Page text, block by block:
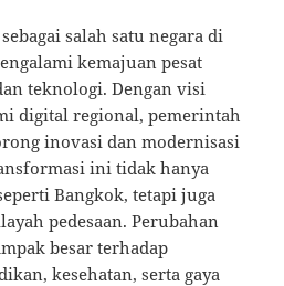
salah satu negara di
kemajuan pesat
teknologi. Dengan visi
digital regional, pemerintah
inovasi dan modernisasi
ini tidak hanya
Bangkok, tetapi juga
pedesaan. Perubahan
besar terhadap
kesehatan, serta gaya